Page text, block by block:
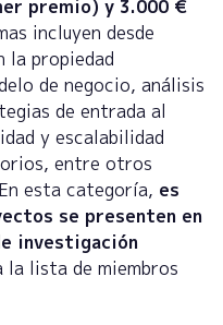
premio) y 3.000 €
incluyen desde
la propiedad
de negocio, análisis
de entrada al
y escalabilidad
entre otros
esta categoría, es
se presenten en
investigación
la lista de miembros